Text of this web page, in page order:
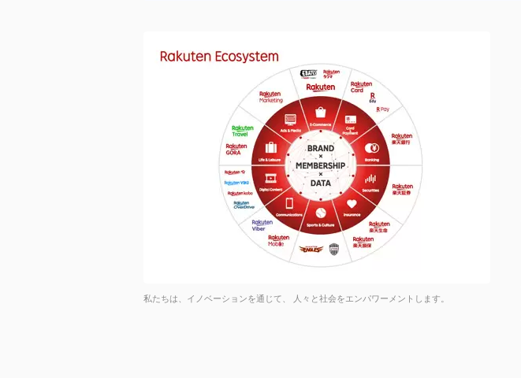
私たちは、イノベーションを通じて、 人々と社会をエンパワーメントします。